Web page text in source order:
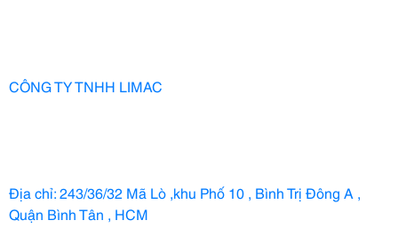
CÔNG TY TNHH LIMAC
Địa chỉ: 243/36/32 Mã Lò ,khu Phố 10 , Bình Trị Đông A ,
Quận Bình Tân , HCM